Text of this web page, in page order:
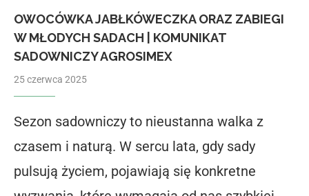
OWOCÓWKA JABŁKÓWECZKA ORAZ ZABIEGI
W MŁODYCH SADACH | KOMUNIKAT
SADOWNICZY AGROSIMEX
25 czerwca 2025
Sezon sadowniczy to nieustanna walka z
czasem i naturą. W sercu lata, gdy sady
pulsują życiem, pojawiają się konkretne